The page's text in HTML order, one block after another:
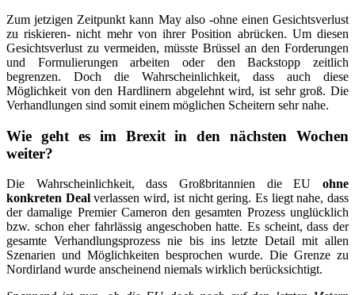
Zum jetzigen Zeitpunkt kann May also -ohne einen Gesichtsverlust
zu riskieren- nicht mehr von ihrer Position abrücken. Um diesen
Gesichtsverlust zu vermeiden, müsste Brüssel an den Forderungen
und Formulierungen arbeiten oder den Backstopp zeitlich
begrenzen. Doch die Wahrscheinlichkeit, dass auch diese
Möglichkeit von den Hardlinern abgelehnt wird, ist sehr groß. Die
Verhandlungen sind somit einem möglichen Scheitern sehr nahe.
Wie geht es im Brexit in den nächsten Wochen
weiter?
Die Wahrscheinlichkeit, dass Großbritannien die EU ohne
konkreten Dealverlassen wird, ist nicht gering. Es liegt nahe, dass
der damalige Premier Cameron den gesamten Prozess unglücklich
bzw. schon eher fahrlässig angeschoben hatte. Es scheint, dass der
gesamte Verhandlungsprozess nie bis ins letzte Detail mit allen
Szenarien und Möglichkeiten besprochen wurde. Die Grenze zu
Nordirland wurde anscheinend niemals wirklich berücksichtigt.